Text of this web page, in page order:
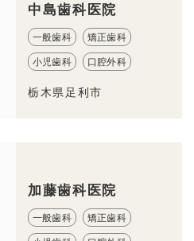
中島歯科医院
一般歯科 矯正歯科
小児歯科 口腔外科
栃木県足利市
加藤歯科医院
一般歯科 矯正歯科